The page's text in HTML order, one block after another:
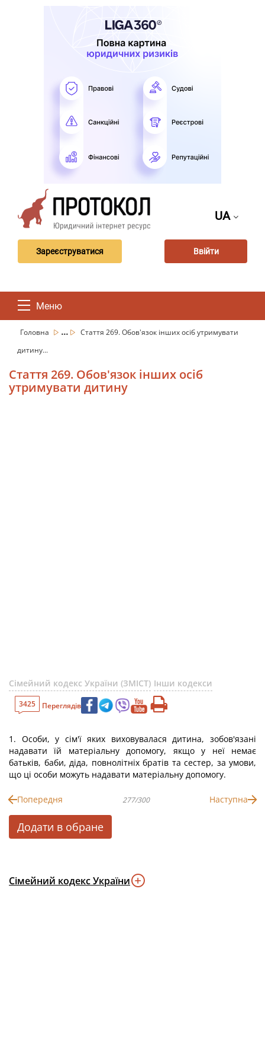
UA
Зареєструватися Ввійти
Меню
Головна ...
Стаття 269. Обов'язок інших осіб утримувати
дитину...
Стаття 269. Обов'язок інших осіб
утримувати дитину
Сімейний кодекс України (ЗМІСТ) Інши кодекси
3425 Переглядів
1. Особи, у сім'ї яких виховувалася дитина, зобов'язані
надавати їй матеріальну допомогу, якщо у неї немає
батьків, баби, діда, повнолітніх братів та сестер, за умови,
що ці особи можуть надавати матеріальну допомогу.
Попередня 277/300 Наступна
Додати в обране
Сімейний кодекс України